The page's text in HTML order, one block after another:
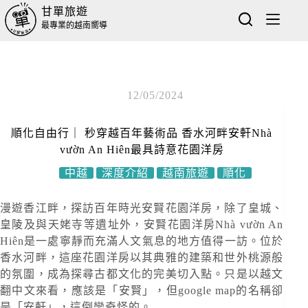
甘單旅遊
最專業的越南嚮導
12/05/2024
順化自由行｜ 秒穿越百年藝術品 香水河畔安軒Nhà
vườn An Hiên最具詩意花園洋房
中越
深度介紹 越南旅遊 順化
漫遊香江畔，探訪百年時光安賢花園洋房，除了皇城、
皇陵及與天姥寺等遺址外，安賢花園洋房Nhà vườn An
Hiên是一處寧靜而充滿人文氣息的地方值得一訪。位於
香水河畔，這座花園洋房以其典雅的建築和世外桃源般
的氛圍，成為探尋古都文化的完美切入點。只是以越文
翻中文來看，應該是「安賢」，但google map的名稱卻